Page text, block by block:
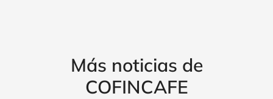
Más noticias de
COFINCAFE